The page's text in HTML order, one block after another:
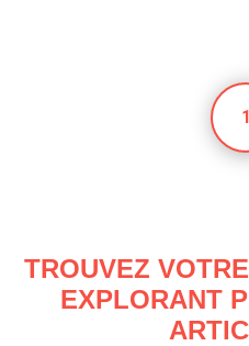
1
TROUVEZ
EXPLORANT